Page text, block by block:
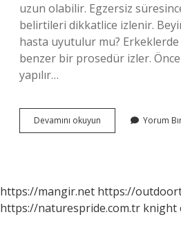
uzun olabilir. Egzersiz
belirtileri dikkatlice izlenir.
hasta uyutulur mu? Erkeklerde
benzer bir prosedür izler.
yapılır…
Devamını okuyun
Baloncuğu
Yorum
https://mangir.net https://
https://naturespride.com.tr knight